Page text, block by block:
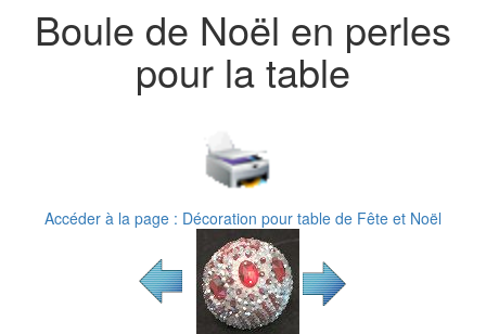
Boule de Noël en perles
pour la table
Accéder à la page : Décoration pour table de Fête et Noël